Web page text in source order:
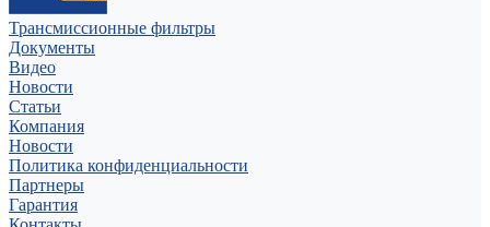
Трансмиссионные фильтры
Документы
Видео
Новости
Статьи
Компания
Новости
Политика конфиденциальности
Партнеры
Гарантия